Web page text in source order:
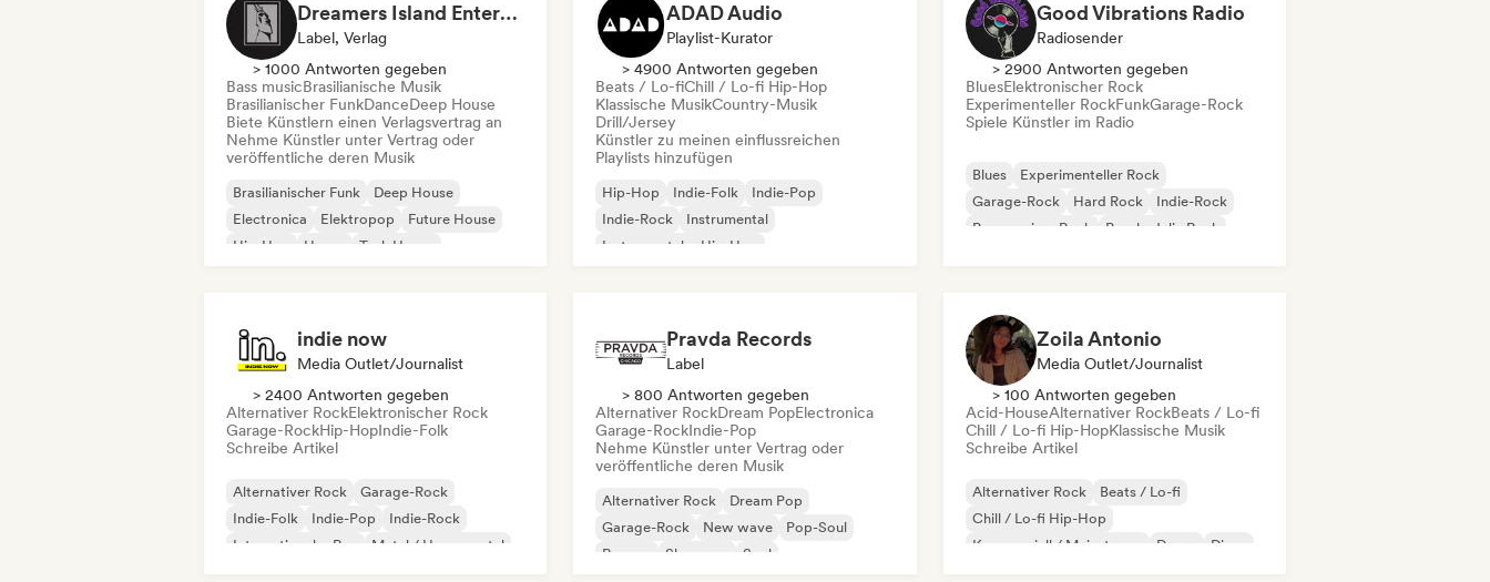
Dreamers Island Entertainment
Label, Verlag
> 1000 Antworten gegeben
Bass musicBrasilianische Musik
Brasilianischer FunkDanceDeep House
Biete Künstlern einen Verlagsvertrag an
Nehme Künstler unter Vertrag oder
veröffentliche deren Musik
Brasilianischer Funk
Deep House
Electronica
Elektropop
Future House
Hip-Hop
House Tech House
ADAD Audio
Playlist-Kurator
> 4900 Antworten gegeben
Beats / Lo-fiChill / Lo-fi Hip-Hop
Klassische MusikCountry-Musik
Drill/Jersey
Künstler zu meinen einflussreichen
Playlists hinzufügen
Hip-Hop Indie-Folk
Indie-Pop
Indie-Rock
Instrumental
Instrumentaler Hip-Hop
Good Vibrations Radio
Radiosender
> 2900 Antworten gegeben
BluesElektronischer Rock
Experimenteller RockFunkGarage-Rock
Spiele Künstler im Radio
Blues
Experimenteller Rock
Garage-Rock
Hard Rock
Indie-Rock
Progressiver Rock
Psychedelic Rock
indie now
Media Outlet/Journalist
> 2400 Antworten gegeben
Alternativer RockElektronischer Rock
Garage-RockHip-HopIndie-Folk
Schreibe Artikel
Alternativer Rock
Garage-Rock
Indie-Folk
Indie-Pop
Indie-Rock
Internationaler Rap
Metal / Heavy metal
Pravda Records
Label
> 800 Antworten gegeben
Alternativer RockDream PopElectronica
Garage-RockIndie-Pop
Nehme Künstler unter Vertrag oder
veröffentliche deren Musik
Alternativer Rock
Dream Pop
Garage-Rock
New wave
Pop-Soul
Reggae
Shoegaze Soul
Zoila Antonio
Media Outlet/Journalist
> 100 Antworten gegeben
Acid-HouseAlternativer RockBeats / Lo-fi
Chill / Lo-fi Hip-HopKlassische Musik
Schreibe Artikel
Alternativer Rock
Beats / Lo-fi
Chill / Lo-fi Hip-Hop
Kommerziell / Mainstream
Dance
Disco